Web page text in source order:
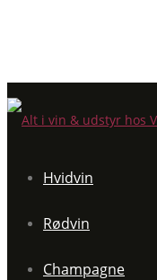
Hvidvin
Rødvin
Champagne